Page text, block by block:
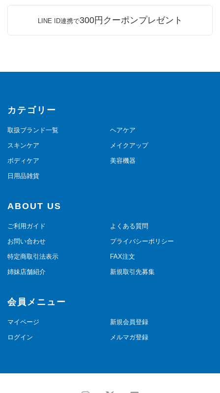
LINE ID連携で300円クーポンプレゼント
カテゴリー
取扱ブランド一覧 ヘアケア
スキンケア メイクアップ
ボディケア 美容機器
日用品雑貨
ABOUT US
ご利用ガイド よくある質問
お問い合わせ プライバシーポリシー
特定商取引法表示 FAX注文
姉妹店舗紹介 新規取引先募集
会員メニュー
マイページ 新規会員登録
ログイン メルマガ登録